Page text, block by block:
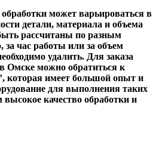
может варьироваться в
детали, материала и объема
рассчитаны по разным
час работы или за объем
удалить. Для заказа
Омске можно обратиться к
имеет большой опыт и
для выполнения таких
качество обработки и